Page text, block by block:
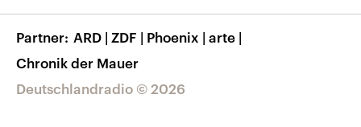
Barrierefreiheit
Deutschlandradio © 2026
Partner ARD | ZDF | Phoenix | arte |
Chronik der Mauer